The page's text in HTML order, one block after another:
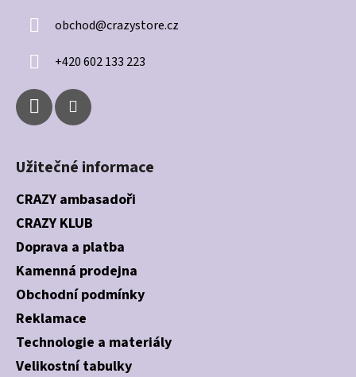
obchod@crazystore.cz
+420 602 133 223
Užitečné informace
CRAZY ambasadoři
CRAZY KLUB
Doprava a platba
Kamenná prodejna
Obchodní podmínky
Reklamace
Technologie a materiály
Velikostní tabulky